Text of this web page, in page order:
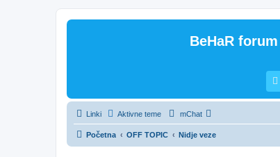
BeHaR forum
Linki Aktivne teme mChat
Početna OFF TOPIC Nidje veze